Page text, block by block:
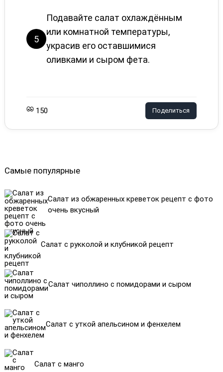
Самые популярные
Салат из обжаренных креветок рецепт с фото
очень вкусный
Салат с рукколой и клубникой рецепт
Салат чиполлино с помидорами и сыром
Салат с уткой апельсином и фенхелем
Салат с манго
5
Подавайте салат охлаждённым
или комнатной температуры,
украсив его оставшимися
оливками и сыром фета.
150 Поделиться